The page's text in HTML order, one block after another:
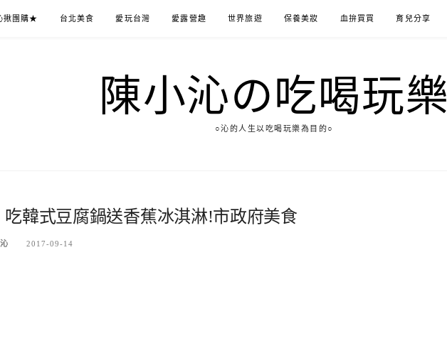
揪團購★ 台北美食 愛玩台灣 愛露營趣 世界旅遊 保養美妝 血拚買買 育兒分享
陳小沁の吃喝玩樂
○沁的人生以吃喝玩樂為目的○
吃韓式豆腐鍋送香蕉冰淇淋!市政府美食
2017-09-14